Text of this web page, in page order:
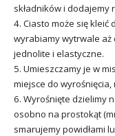
składników i dodajemy
4. Ciasto może się kleić
wyrabiamy wytrwale aż
jednolite i elastyczne.
5. Umieszczamy je w
miejsce do wyrośnięcia,
6. Wyrośnięte dzielimy
osobno na prostokąt
smarujemy powidłami